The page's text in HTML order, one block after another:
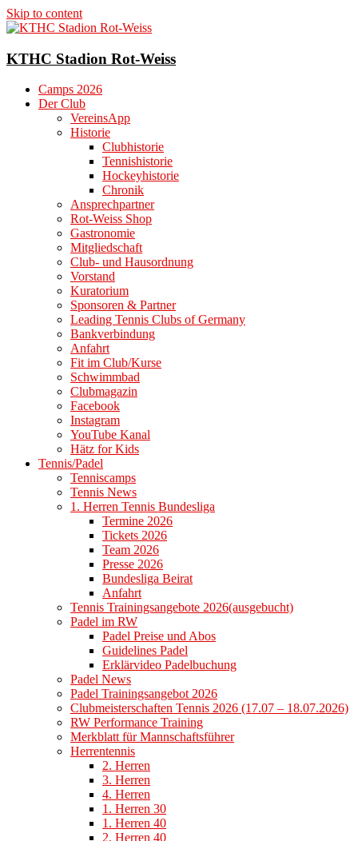
Skip to content
KTHC Stadion Rot-Weiss
Camps 2026
Der Club
VereinsApp
Historie
Clubhistorie
Tennishistorie
Hockeyhistorie
Chronik
Ansprechpartner
Rot-Weiss Shop
Gastronomie
Mitgliedschaft
Club- und Hausordnung
Vorstand
Kuratorium
Sponsoren & Partner
Leading Tennis Clubs of Germany
Bankverbindung
Anfahrt
Fit im Club/Kurse
Schwimmbad
Clubmagazin
Facebook
Instagram
YouTube Kanal
Hätz for Kids
Tennis/Padel
Tenniscamps
Tennis News
1. Herren Tennis Bundesliga
Termine 2026
Tickets 2026
Team 2026
Presse 2026
Bundesliga Beirat
Anfahrt
Tennis Trainingsangebote 2026(ausgebucht)
Padel im RW
Padel Preise und Abos
Guidelines Padel
Erklärvideo Padelbuchung
Padel News
Padel Trainingsangebot 2026
Clubmeisterschaften Tennis 2026 (17.07 – 18.07.2026)
RW Performance Training
Merkblatt für Mannschaftsführer
Herrentennis
2. Herren
3. Herren
4. Herren
1. Herren 30
1. Herren 40
2. Herren 40